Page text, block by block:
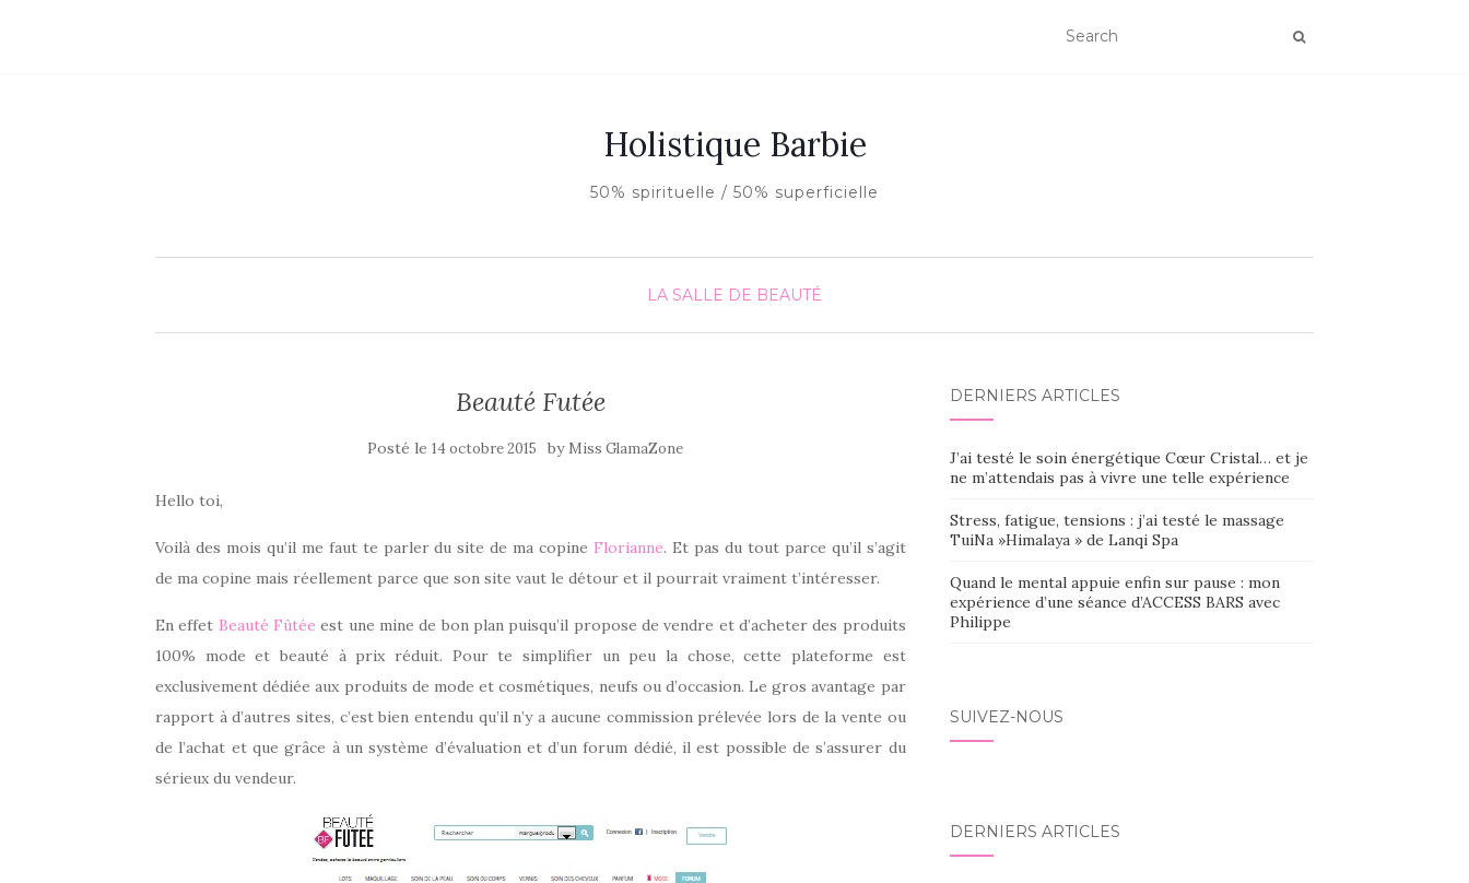
Holistique Barbie
50% spirituelle / 50% superficielle
LA SALLE DE BEAUTÉ
Beauté Futée
Posté le 14 octobre 2015 by Miss GlamaZone
Hello toi,
Voilà des mois qu’il me faut te parler du site de ma copine Florianne. Et pas du tout parce qu’il s’agit
de ma copine mais réellement parce que son site vaut le détour et il pourrait vraiment t’intéresser.
En effet Beauté Fûtéeest une mine de bon plan puisqu’il propose de vendre et d’acheter des produits
100% mode et beauté à prix réduit. Pour te simplifier un peu la chose, cette plateforme est
exclusivement dédiée aux produits de mode et cosmétiques, neufs ou d’occasion. Le gros avantage par
rapport à d’autres sites, c’est bien entendu qu’il n’y a aucune commission prélevée lors de la vente ou
de l’achat et que grâce à un système d’évaluation et d’un forum dédié, il est possible de s’assurer du
sérieux du vendeur.
DERNIERS ARTICLES
J’ai testé le soin énergétique Cœur Cristal… et je
ne m’attendais pas à vivre une telle expérience
Stress, fatigue, tensions : j’ai testé le massage
TuiNa »Himalaya » de Lanqi Spa
Quand le mental appuie enfin sur pause : mon
expérience d’une séance d’ACCESS BARS avec
Philippe
SUIVEZ-NOUS
DERNIERS ARTICLES